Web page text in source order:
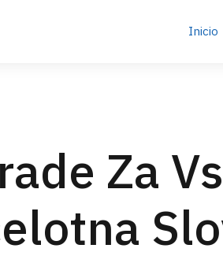
Inicio
Za